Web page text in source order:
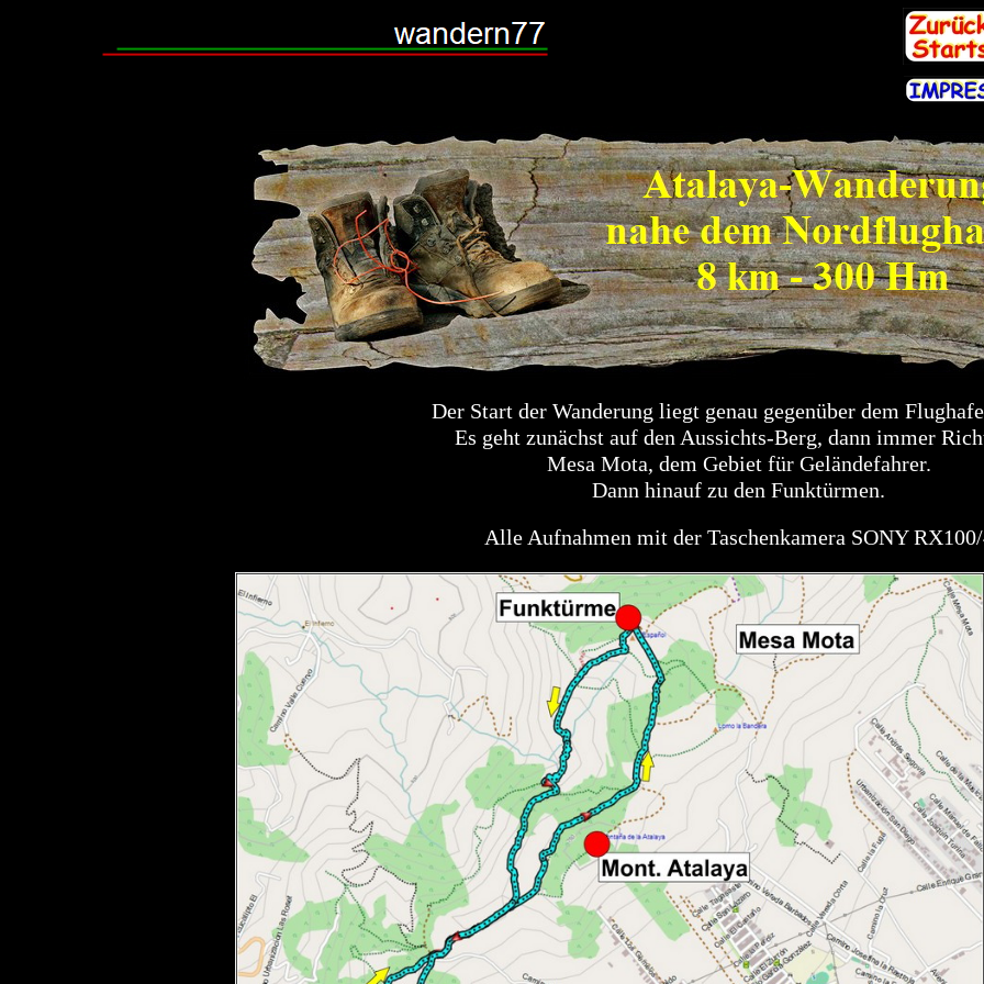
Der Start der Wanderung liegt genau gegenüber dem
Es geht zunächst auf den Aussichts-Berg, dann immer
Mesa Mota, dem Gebiet für Geländefahrer.
Dann hinauf zu den Funktürmen.
Alle Aufnahmen mit der Taschenkamera SONY